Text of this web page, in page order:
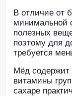
В отличие от
минимальной
полезных
поэтому для
требуется
Мёд содержит
витамины
сахаре